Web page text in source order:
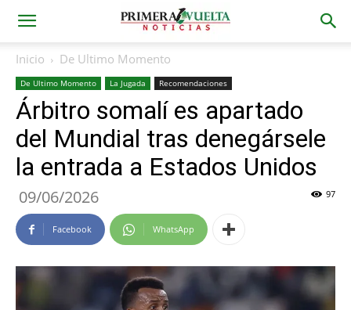
Inicio De Ultimo Momento
De Ultimo Momento La Jugada Recomendaciones
Árbitro somalí es apartado
del Mundial tras denegársele
la entrada a Estados Unidos
09/06/2026 97
Facebook WhatsApp